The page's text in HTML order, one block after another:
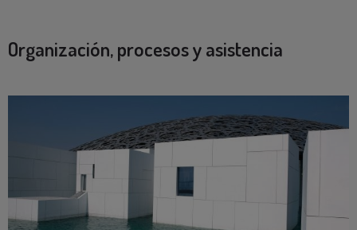
Organización, procesos y asistencia